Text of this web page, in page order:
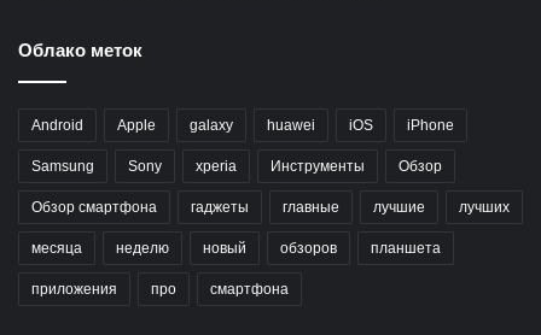
Облако меток
Android Apple galaxy huawei iOS iPhone
Samsung Sony xperia Инструменты Обзор
Обзор смартфона гаджеты главные лучшие лучших
месяца неделю новый обзоров планшета
приложения про смартфона